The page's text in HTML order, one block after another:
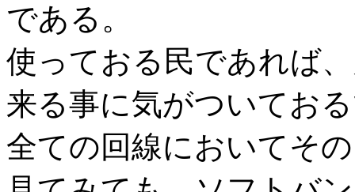
である。
使っておる民であれば
来る事に気がついてお
全ての回線においてそ